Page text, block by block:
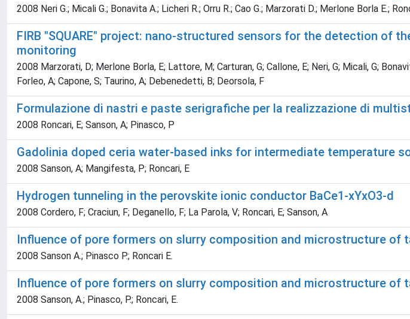
2008 Neri G.; Micali G.; Bonavita A.; Licheri R.; Orru R.; Cao G.; Marzorati D.; Merlone Borla E.;
FIRB "SQUARE" project: nano-structured sensors for the detection of
monitoring
2008 Marzorati, D; Merlone Borla, E; Lattore, M; Carturan, G; Callone, E; Neri, G; Micali, G;
Forleo, A; Capone, S; Taurino, A; Debenedetti, B; Deorsola, F
Formulazione di nastri e paste serigrafiche per la realizzazione di
2008 Roncari, E; Sanson, A; Pinasco, P
Gadolinia doped ceria water-based inks for intermediate temperature
2008 Sanson, A; Mangifesta, P; Roncari, E
Hydrogen tunneling in the perovskite ionic conductor BaCe1-xYxO3-d
2008 Cordero, F; Craciun, F; Deganello, F; La Parola, V; Roncari, E; Sanson, A
Influence of pore formers on slurry composition and microstructure of
2008 Sanson A.; Pinasco P.; Roncari E.
Influence of pore formers on slurry composition and microstructure of
2008 Sanson, A.; Pinasco, P.; Roncari, E.